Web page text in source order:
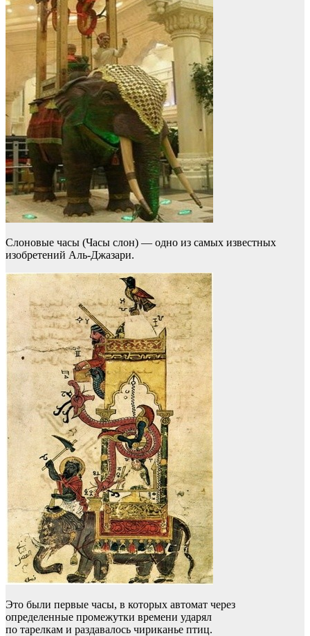
Слоновые часы (Часы слон) — одно из самых известных
изобретений Аль-Джазари.
Это были первые часы, в которых автомат через
определенные промежутки времени ударял
по тарелкам и раздавалось чириканье птиц.